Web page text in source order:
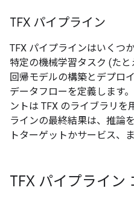
TFX パイプライン
TFX パイプラインはいくつ
特定の機械学習タスク (た
回帰モデルの構築とデプロ
データフローを定義します
ントは TFX のライブラリを
ラインの最終結果は、推論
トターゲットかサービス、
TFX パイプライン